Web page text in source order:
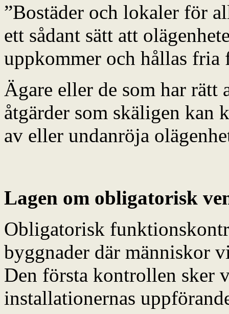
”Bostäder och lokaler för
ett sådant sätt att
uppkommer och hållas fria
Ägare eller de som har
åtgärder som skäligen kan
av eller undanröja
Lagen om obligatorisk
Obligatorisk
byggnader där människor
Den första kontrollen sker
installationernas